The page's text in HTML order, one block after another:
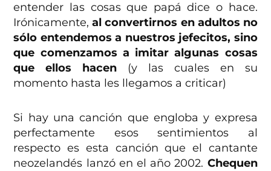
entender las cosas que papá dice o hace.
Irónicamente,al convertirnos en adultos no
sólo entendemos a nuestros jefecitos, sino
que comenzamos a imitar algunas cosas
que ellos hacen (y las cuales en su
momento hasta les llegamos a criticar)
Si hay una canción que engloba y expresa
perfectamente esos sentimientos al
respecto es esta canción que el cantante
neozelandés lanzó en el año 2002. Chequen